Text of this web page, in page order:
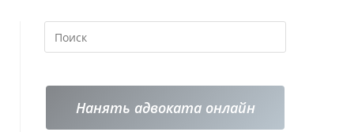
Нанять адвоката онлайн